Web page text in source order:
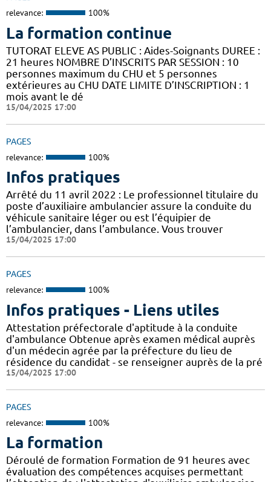
relevance: 100%
La formation continue
TUTORAT ELEVE AS PUBLIC : Aides-Soignants DUREE :
21 heures NOMBRE D’INSCRITS PAR SESSION : 10
personnes maximum du CHU et 5 personnes
extérieures au CHU DATE LIMITE D’INSCRIPTION : 1
mois avant le dé
15/04/2025 17:00
PAGES
relevance: 100%
Infos pratiques
Arrêté du 11 avril 2022 : Le professionnel titulaire du
poste d’auxiliaire ambulancier assure la conduite du
véhicule sanitaire léger ou est l’équipier de
l’ambulancier, dans l’ambulance. Vous trouver
15/04/2025 17:00
PAGES
relevance: 100%
Infos pratiques - Liens utiles
Attestation préfectorale d'aptitude à la conduite
d'ambulance Obtenue après examen médical auprès
d'un médecin agrée par la préfecture du lieu de
résidence du candidat - se renseigner auprès de la pré
15/04/2025 17:00
PAGES
relevance: 100%
La formation
Déroulé de formation Formation de 91 heures avec
évaluation des compétences acquises permettant